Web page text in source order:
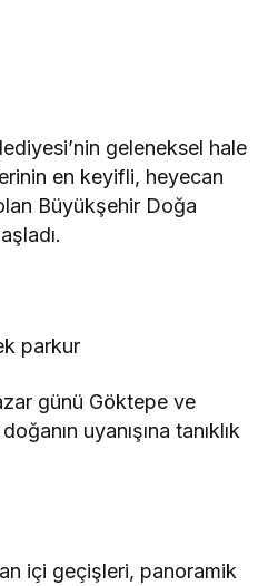
geleneksel hale
en keyifli, heyecan
Büyükşehir Doğa
parkur
günü Göktepe ve
uyanışına tanıklık
içi geçişleri, panoramik